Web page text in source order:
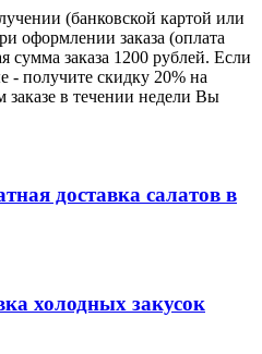
(банковской картой или
оформлении заказа (оплата
сумма заказа 1200 рублей. Если
- получите скидку 20% на
в течении недели Вы
доставка салатов в
холодных закусок